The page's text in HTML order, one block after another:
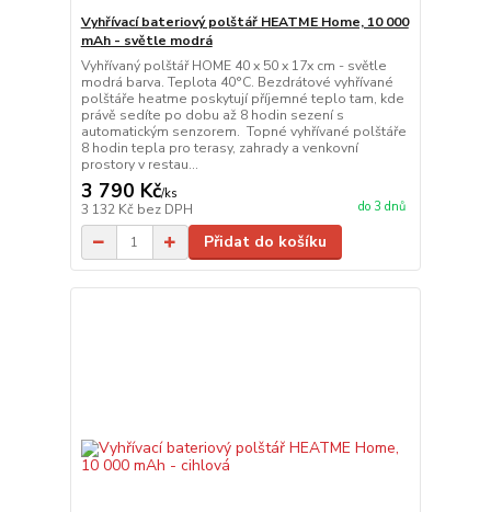
Vyhřívací bateriový polštář HEATME Home, 10 000
mAh - světle modrá
Vyhřívaný polštář HOME 40 x 50 x 17x cm - světle
modrá barva. Teplota 40°C. Bezdrátové vyhřívané
polštáře heatme poskytují příjemné teplo tam, kde
právě sedíte po dobu až 8 hodin sezení s
automatickým senzorem. Topné vyhřívané polštáře
8 hodin tepla pro terasy, zahrady a venkovní
prostory v restau...
3 790 Kč/ks
3 132 Kč bez DPH do 3 dnů
Přidat do košíku